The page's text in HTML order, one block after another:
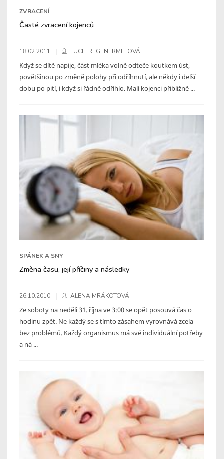
ZVRACENÍ
Časté zvracení kojenců
18.02.2011 LUCIE REGENERMELOVÁ
Když se dítě napije, část mléka volně odteče koutkem úst,
povětšinou po změně polohy při odříhnutí, ale někdy i delší
dobu po pití, i když si řádně odříhlo. Malí kojenci přibližně ...
SPÁNEK A SNY
Změna času, její příčiny a následky
26.10.2010 ALENA MRÁKOTOVÁ
Ze soboty na neděli 31. října ve 3:00 se opět posouvá čas o
hodinu zpět. Ne každý se s tímto zásahem vyrovnává zcela
bez problémů. Každý organismus má své individuální potřeby
a ná ...